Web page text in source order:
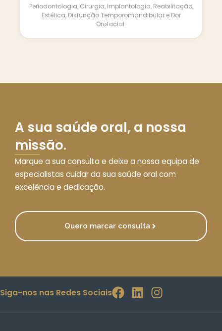
Periodontologia, Cirurgia, Implantologia, Reabilitação,
Estética, Disfunção Temporomandibular e Dor
Orofacial.
A sua saúde oral, a nossa
missão.
Marque a sua consulta e deixe a nossa equipa de
especialistas cuidar da sua saúde oral com
excelência e dedicação.
Quero marcar consulta
Siga-nos nas Redes Sociais